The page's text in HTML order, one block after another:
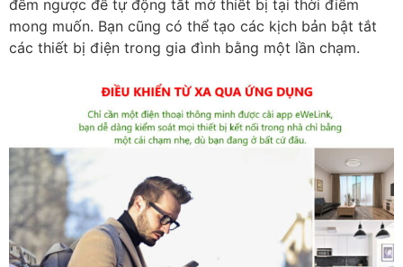
đếm ngược để tự động tắt mở thiết bị tại thời điểm
mong muốn. Bạn cũng có thể tạo các kịch bản bật tắt
các thiết bị điện trong gia đình bằng một lần chạm.